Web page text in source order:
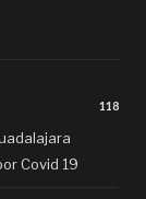
118
Covid 19